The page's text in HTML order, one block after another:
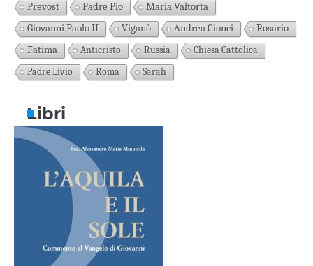
Prevost
Padre Pio
Maria Valtorta
Giovanni Paolo II
Viganò Andrea Cionci
Rosario
Fatima
Anticristo Russia
Chiesa Cattolica
Padre Livio
Roma Sarah
Libri